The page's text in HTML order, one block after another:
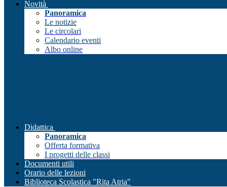
Novità
Panoramica
Le notizie
Le circolari
Calendario eventi
Albo online
Didattica
Panoramica
Offerta formativa
I progetti delle classi
Documenti utili
Orario delle lezioni
Biblioteca Scolastica "Rita Atria"